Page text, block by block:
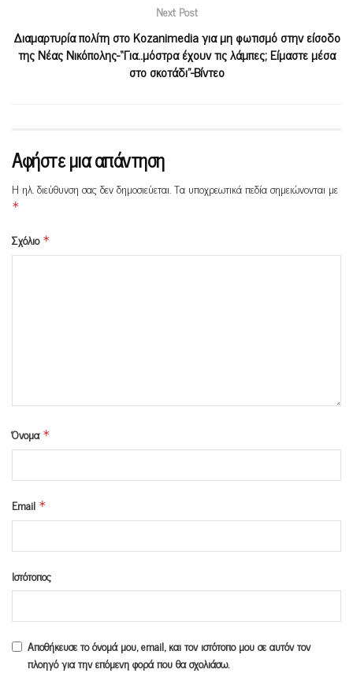
Next Post
Διαμαρτυρία πολίτη στο Kozanimedia για μη φωτισμό στην είσοδο
της Νέας Νικόπολης-“Για..μόστρα έχουν τις λάμπες; Είμαστε μέσα
στο σκοτάδι”-Βίντεο
Αφήστε μια απάντηση
Η ηλ. διεύθυνση σας δεν δημοσιεύεται.Τα υποχρεωτικά πεδία σημειώνονται με
*
Σχόλιο *
Όνομα *
Email *
Ιστότοπος
Αποθήκευσε το όνομά μου, email, και τον ιστότοπο μου σε αυτόν τον
πλοηγό για την επόμενη φορά που θα σχολιάσω.